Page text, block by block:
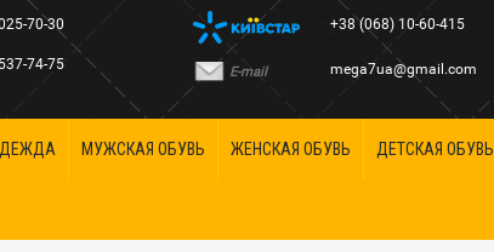
70-30
74-75
+38 (068) 10-60-415
E-mail mega7ua@gmail.com
МУЖСКАЯ ОБУВЬ ЖЕНСКАЯ ОБУВЬ ДЕТСКАЯ ОБУВЬ